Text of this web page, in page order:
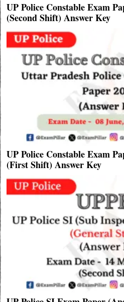
UP Police Constable Exam
(Second Shift) Answer Key
UP Police Constable Exam
(First Shift) Answer Key